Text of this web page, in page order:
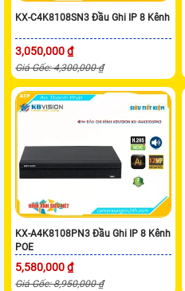
KX-C4K8108SN3 Đầu Ghi IP 8 Kênh
3,050,000 ₫
Giá Gốc: 4,300,000 ₫
KX-A4K8108PN3 Đầu Ghi IP 8 Kênh
POE
5,580,000 ₫
Giá Gốc: 8,950,000 ₫